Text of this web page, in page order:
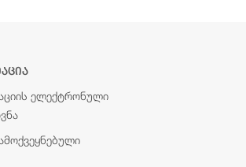
ელექტრონული